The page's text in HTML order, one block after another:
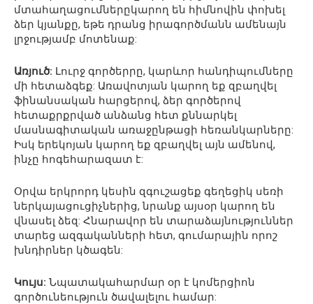
մտահաղացումներըկարող են հիմնովին փոխել
ձեր կյանքը, եթե դրանց իրագործմանն ամենայն
լրջությամբ մոտենաք:
Առյուծ: Լուրջ գործերրը, կարևոր հանդիպումները
մի հետաձգեք: Առավոտյան կարող եք զբաղվել
ֆինանսական հարցերով, ձեր գործերով
հետաքրքրված անձանց հետ քննարկել
մասնագիտական առաջընթացի հեռանկարները:
Իսկ երեկոյան կարող եք զբաղվել այն ամենով,
ինչը հոգեհարազատ է:
Օրվա երկրորդ կեսին զգուշացեք գեղեցիկ սեռի
ներկայացուցիչներից, նրանք այսօր կարող են
վնասել ձեզ: Հնարավոր են տարաձայնություններ
տարեց ազգականների հետ, գումարային որոշ
խնդիրներ կծագեն:
Կույս: Նպատակահարմար օր է կոմերցիոն
գործունեություն ծավալելու համար: